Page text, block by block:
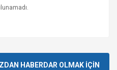
HABERDAR OLMAK İÇİN